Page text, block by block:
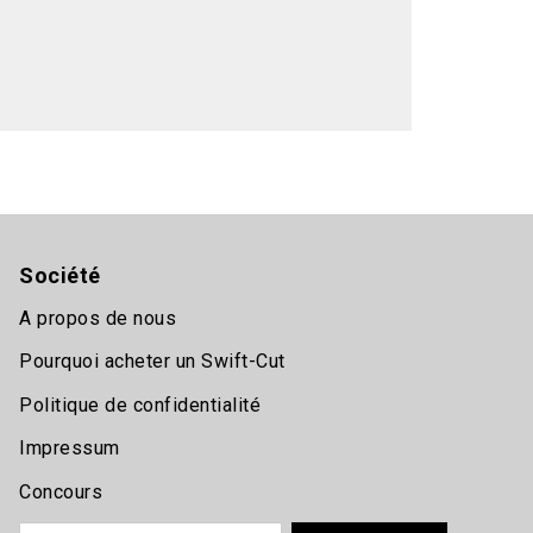
Société
A propos de nous
Pourquoi acheter un Swift-Cut
Politique de confidentialité
Impressum
Concours